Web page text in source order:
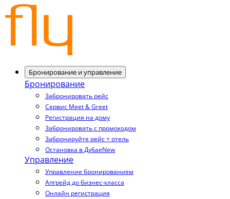
Бронирование и управление
Бронирование
Забронировать рейс
Сервис Meet & Greet
Регистрация на дому
Забронировать с промокодом
Забронируйте рейс + отель
Остановка в ДубаеNew
Управление
Управление бронированием
Апгрейд до бизнес-класса
Онлайн регистрация